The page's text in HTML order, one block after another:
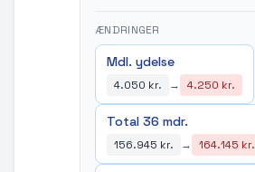
ÆNDRINGER
Mdl. ydelse
4.050 kr. → 4.250 kr.
Total 36 mdr.
156.945 kr. → 164.145 kr.